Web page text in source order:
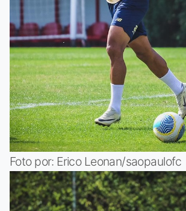
Foto por: Erico Leonan/saopaulofc